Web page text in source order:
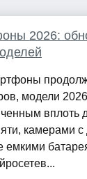
2026:
модели 2026
вплоть
камерами
емкими